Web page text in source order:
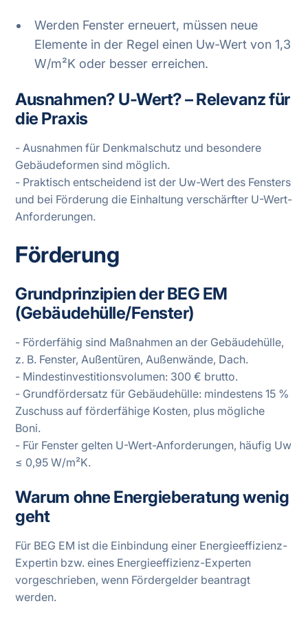
Werden Fenster erneuert, müssen neue
Elemente in der Regel einen Uw-Wert von 1,3
W/m²K oder besser erreichen.
Ausnahmen? U-Wert? – Relevanz für
die Praxis
- Ausnahmen für Denkmalschutz und besondere
Gebäudeformen sind möglich.
- Praktisch entscheidend ist der Uw-Wert des Fensters
und bei Förderung die Einhaltung verschärfter U-Wert-
Anforderungen.
Förderung
Grundprinzipien der BEG EM
(Gebäudehülle/Fenster)
- Förderfähig sind Maßnahmen an der Gebäudehülle,
z. B. Fenster, Außentüren, Außenwände, Dach.
- Mindestinvestitionsvolumen: 300 € brutto.
- Grundfördersatz für Gebäudehülle: mindestens 15 %
Zuschuss auf förderfähige Kosten, plus mögliche
Boni.
- Für Fenster gelten U-Wert-Anforderungen, häufig Uw
≤ 0,95 W/m²K.
Warum ohne Energieberatung wenig
geht
Für BEG EM ist die Einbindung einer Energieeffizienz-
Expertin bzw. eines Energieeffizienz-Experten
vorgeschrieben, wenn Fördergelder beantragt
werden.